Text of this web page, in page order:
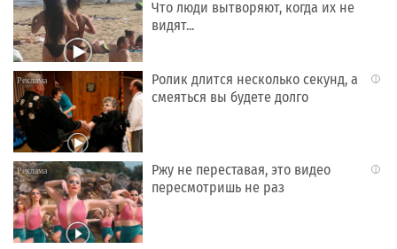
Что люди вытворяют, когда их не
видят...
i
Ролик длится несколько секунд, а
смеяться вы будете долго
i
Ржу не переставая, это видео
пересмотришь не раз